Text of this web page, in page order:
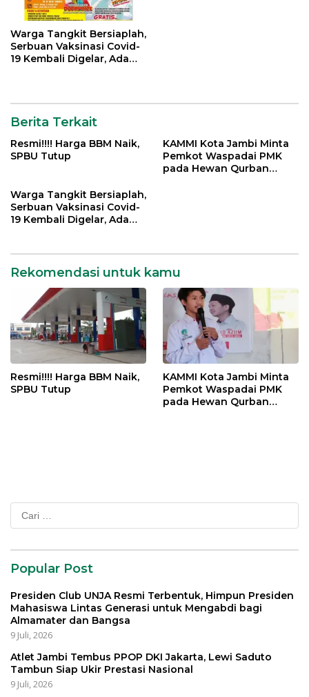
Warga Tangkit Bersiaplah,
Serbuan Vaksinasi Covid-
19 Kembali Digelar, Ada
Berita Terkait
Resmi!!!! Harga BBM Naik,
SPBU Tutup
KAMMI Kota Jambi Minta
Pemkot Waspadai PMK
pada Hewan Qurban
Warga Tangkit Bersiaplah,
Serbuan Vaksinasi Covid-
19 Kembali Digelar, Ada
Rekomendasi untuk kamu
Resmi!!!! Harga BBM Naik,
SPBU Tutup
KAMMI Kota Jambi Minta
Pemkot Waspadai PMK
pada Hewan Qurban
Cari
untuk:
Popular Post
Presiden Club UNJA Resmi Terbentuk, Himpun Presiden
Mahasiswa Lintas Generasi untuk Mengabdi bagi
Almamater dan Bangsa
9 Juli, 2026
Atlet Jambi Tembus PPOP DKI Jakarta, Lewi Saduto
Tambun Siap Ukir Prestasi Nasional
9 Juli, 2026